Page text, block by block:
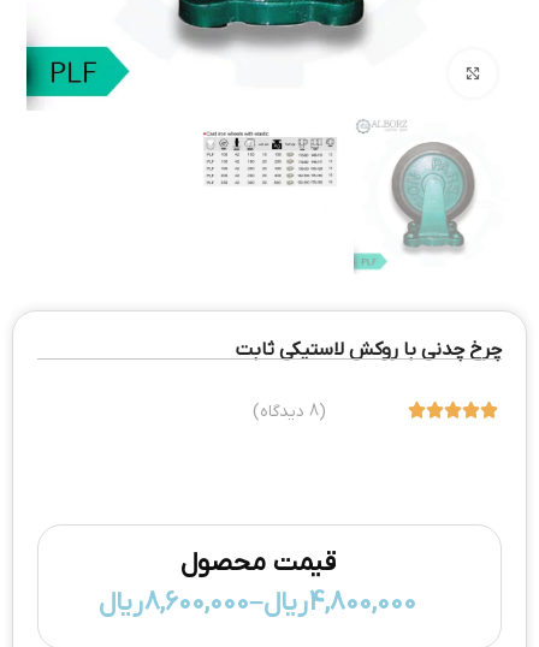
چرخ چدنی با روکش لاستیکی ثابت




 (8 دیدگاه)
قیمت محصول
4,800,000ریال–
8,600,000ریال